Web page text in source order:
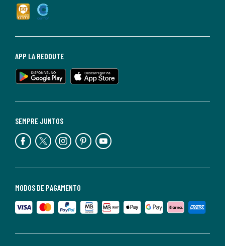
MODOS DE PAGAMENTO
SEMPRE JUNTOS
APP LA REDOUTE